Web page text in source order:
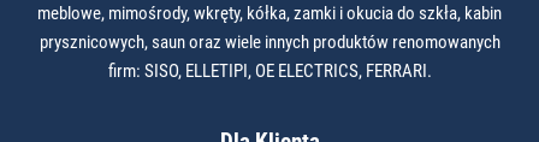
meblowe, mimośrody, wkręty, kółka, zamki i okucia do szkła, kabin
prysznicowych, saun oraz wiele innych produktów renomowanych
firm: SISO, ELLETIPI, OE ELECTRICS, FERRARI.